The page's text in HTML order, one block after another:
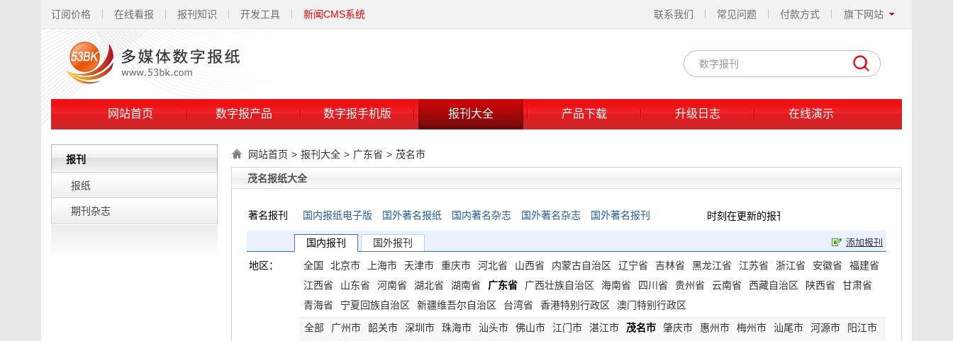
订阅价格 在线看报 报刊知识 开发工具 新闻CMS系统 旗下网站
付款方式
常见问题
联系我们
网站首页 数字报产品 数字报手机版 报刊大全 产品下载 升级日志 在线演示
报刊
报纸
期刊杂志
网站首页 > 报刊大全 > 广东省 > 茂名市
茂名报纸大全
著名报刊 国内报纸电子版 国外著名报纸 国内著名杂志 国外著名杂志 国外著名报刊 时刻在更新的报刊! 53报刊大全为各位读者朋友提供最
国内报刊 国外报刊 添加报刊
地区： 全国 北京市 上海市 天津市 重庆市 河北省 山西省 内蒙古自治区 辽宁省 吉林省 黑龙江省 江苏省 浙江省 安徽省
福建省
江西省
山东省 河南省 湖北省 湖南省 广东省 广西壮族自治区 海南省 四川省 贵州省 云南省 西藏自治区 陕西省
甘肃省
青海省
宁夏回族自治区 新疆维吾尔自治区 台湾省 香港特别行政区
澳门特别行政区
全部
广州市 韶关市 深圳市 珠海市 汕头市 佛山市 江门市 湛江市 茂名市 肇庆市 惠州市 梅州市 汕尾市 河源市
阳江市